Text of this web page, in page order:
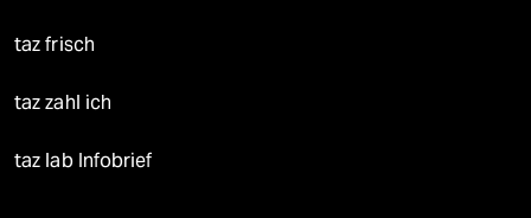
taz frisch
taz zahl ich
taz lab Infobrief